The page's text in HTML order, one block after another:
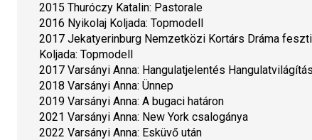
2015 Thuróczy Katalin: Pastorale
2016 Nyikolaj Koljada: Topmodell
2017 Jekatyerinburg Nemzetközi Kortárs Dráma
Koljada: Topmodell
2017 Varsányi Anna: Hangulatjelentés Hangulatvilágítás
2018 Varsányi Anna: Ünnep
2019 Varsányi Anna: A bugaci határon
2021 Varsányi Anna: New York csalogánya
2022 Varsányi Anna: Esküvő után